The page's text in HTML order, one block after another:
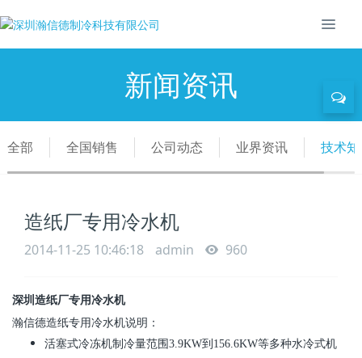
新闻资讯
全部 全国销售 公司动态 业界资讯 技术
造纸厂专用冷水机
2014-11-25 10:46:18 admin 960
深圳造纸厂专用冷水机
瀚信德造纸专用冷水机说明：
活塞式冷冻机制冷量范围 3.9KW到 156.6KW等多种水冷式机